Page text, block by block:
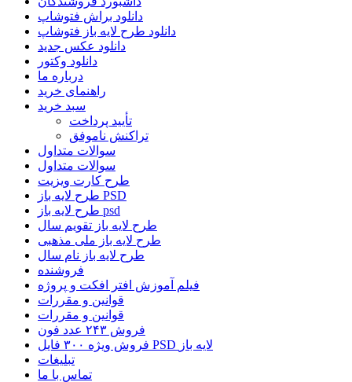
دانلود براش فتوشاپ
دانلود طرح لایه باز فتوشاپ
دانلود عکس جدید
دانلود وکتور
درباره ما
راهنمای خرید
سبد خرید
تأیید پرداخت
تراکنش ناموفق
سوالات متداول
سوالات متداول
طرح کارت ویزیت
طرح لایه باز PSD
طرح لایه باز psd
طرح لایه باز تقویم سال
طرح لایه باز ملی مذهبی
طرح لایه باز نام سال
فروشنده
فیلم آموزش افتر افکت و پروژه
قوانین و مقررات
قوانین و مقررات
فروش ۲۴۳ عدد فون
فروش ویژه ۳۰۰ فایل PSD لایه باز
تبلیغات
تماس با ما